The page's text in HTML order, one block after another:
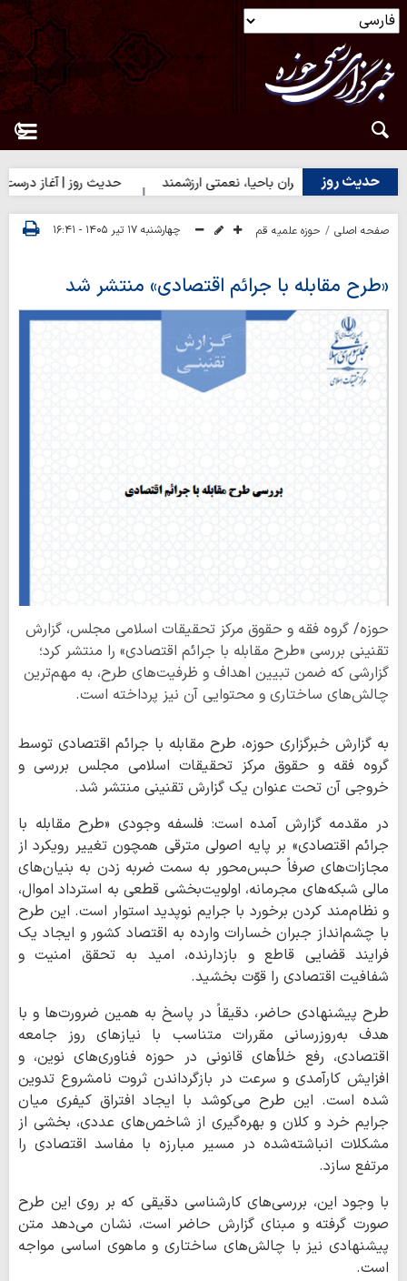
حدیث روز
روز | دختران باحیا، نعمتی ارزشمند حدیث روز | آغاز درست کارها
صفحه اصلی حوزه علمیه قم چهارشنبه ۱۷ تیر ۱۴۰۵ - ۱۶:۴۱
«طرح مقابله با جرائم اقتصادی» منتشر شد
حوزه/ گروه فقه و حقوق مرکز تحقیقات اسلامی مجلس، گزارش
تقنینی بررسی «طرح مقابله با جرائم اقتصادی» را منتشر کرد؛
گزارشی که ضمن تبیین اهداف و ظرفیت‌های طرح، به مهم‌ترین
چالش‌های ساختاری و محتوایی آن نیز پرداخته است.
به گزارش خبرگزاری حوزه، طرح مقابله با جرائم اقتصادی توسط
گروه فقه و حقوق مرکز تحقیقات اسلامی مجلس بررسی و
خروجی آن تحت عنوان یک گزارش تقنینی منتشر شد.
در مقدمه گزارش آمده است: فلسفه وجودی «طرح مقابله با
جرائم اقتصادی» بر پایه اصولی مترقی همچون تغییر رویکرد از
مجازات‌های صرفاً حبس‌محور به سمت ضربه زدن به بنیان‌های
مالی شبکه‌های مجرمانه، اولویت‌بخشی قطعی به استرداد اموال،
و نظام‌مند کردن برخورد با جرایم نوپدید استوار است. این طرح
با چشم‌انداز جبران خسارات وارده به اقتصاد کشور و ایجاد یک
فرایند قضایی قاطع و بازدارنده، امید به تحقق امنیت و
شفافیت اقتصادی را قوّت بخشید.
طرح پیشنهادی حاضر، دقیقاً در پاسخ به همین ضرورت‌ها و با
هدف به‌روزرسانی مقررات متناسب با نیازهای روز جامعه
اقتصادی، رفع خلأهای قانونی در حوزه فناوری‌های نوین، و
افزایش کارآمدی و سرعت در بازگرداندن ثروت نامشروع تدوین
شده است. این طرح می‌کوشد با ایجاد افتراق کیفری میان
جرایم خرد و کلان و بهره‌گیری از شاخص‌های عددی، بخشی از
مشکلات انباشته‌شده در مسیر مبارزه با مفاسد اقتصادی را
مرتفع سازد.
با وجود این، بررسی‌های کارشناسی دقیقی که بر روی این طرح
صورت گرفته و مبنای گزارش حاضر است، نشان می‌دهد متن
پیشنهادی نیز با چالش‌های ساختاری و ماهوی اساسی مواجه
است.